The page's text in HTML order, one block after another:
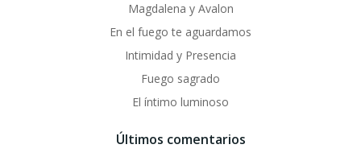
Magdalena y Avalon
En el fuego te aguardamos
Intimidad y Presencia
Fuego sagrado
El íntimo luminoso
Últimos comentarios